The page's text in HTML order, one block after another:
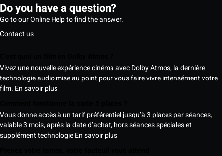
Do you have a question?
Go to our Online Help to find the answer.
Contact us
Vivez une nouvelle expérience cinéma avec Dolby Atmos, la dernière
technologie audio mise au point pour vous faire vivre intensément votre
film. En savoir plus
Vous donne accès à un tarif préférentiel jusqu’à 3 places par séances,
valable 3 mois, après la date d’achat, hors séances spéciales et
supplément technologieEn savoir plus